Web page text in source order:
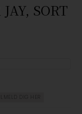
SORT
DIG HER